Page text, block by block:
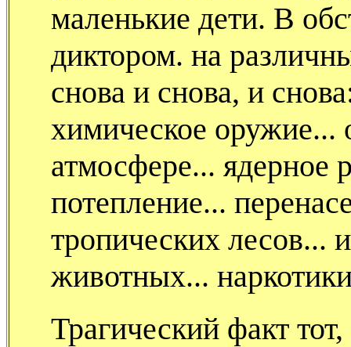
маленькие дети. В
диктором. на
снова и снова, и
химическое
атмосфере... ядерное
потепление...
тропических лесов...
животных...
Трагический факт